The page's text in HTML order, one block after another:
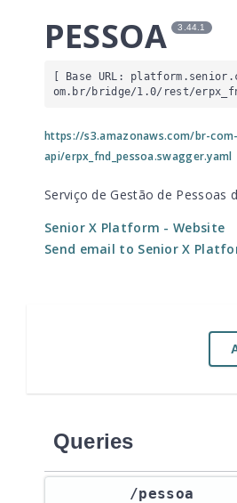
PESSOA 3.44.1
[ Base URL:
om.br/bridge/1.0/rest/
https://s3.amazonaws.com/br-
api/erpx_fnd_pessoa.swagger.yaml
Serviço de Gestão de Pessoas
Senior X Platform - Website
Send email to Senior X
Queries
​/pessoa​